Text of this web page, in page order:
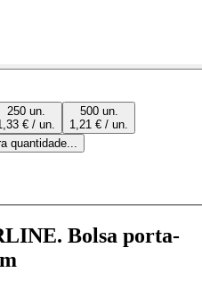
250 un.
€ / un.
500 un.
1,21 € / un.
quantidade...
Bolsa porta-